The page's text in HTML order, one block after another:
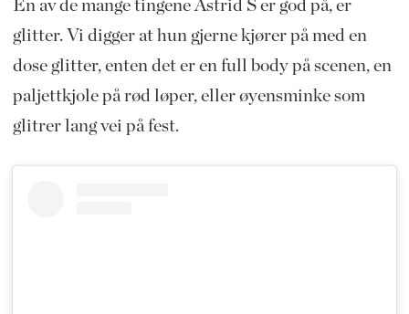
En av de mange tingene Astrid S er god på, er
glitter. Vi digger at hun gjerne kjører på med en
dose glitter, enten det er en full body på scenen, en
paljettkjole på rød løper, eller øyensminke som
glitrer lang vei på fest.